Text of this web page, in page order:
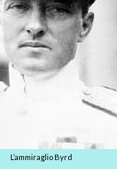
L’ammiraglio Byrd